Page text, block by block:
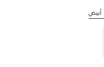
أبيض